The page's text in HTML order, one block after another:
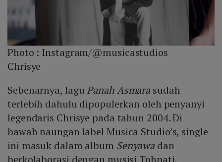
Photo : Instagram/@musicastudios
Chrisye
Sebenarnya, lagu Panah Asmara sudah
terlebih dahulu dipopulerkan oleh penyanyi
legendaris Chrisye pada tahun 2004. Di
bawah naungan label Musica Studio’s, single
ini masuk dalam album Senyawa dan